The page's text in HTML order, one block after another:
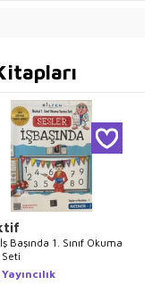
Başında 1. Sınıf Okuma